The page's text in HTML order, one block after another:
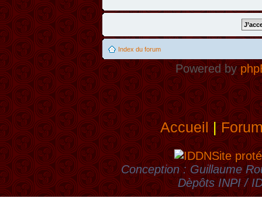
Index du forum
Powered by
Accueil|
Site
Conception : Guillaume
Dèpôts INPI /